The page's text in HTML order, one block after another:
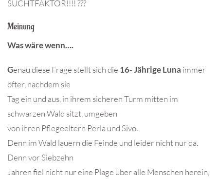
SUCHTFAKTOR!!!! ???
Meinung
Was wäre wenn….
Genau diese Frage stellt sich die 16- Jährige Luna immer
öfter, nachdem sie
Tag ein und aus, in ihrem sicheren Turm mitten im
schwarzen Wald sitzt, umgeben
von ihren Pflegeeltern Perla und Sivo.
Denn im Wald lauern die Feinde und leider nicht nur da.
Denn vor Siebzehn
Jahren fiel nicht nur eine Plage über alle Menschen herein,